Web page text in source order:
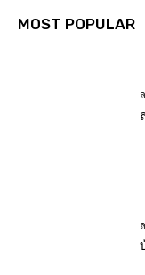
MOST POPULAR